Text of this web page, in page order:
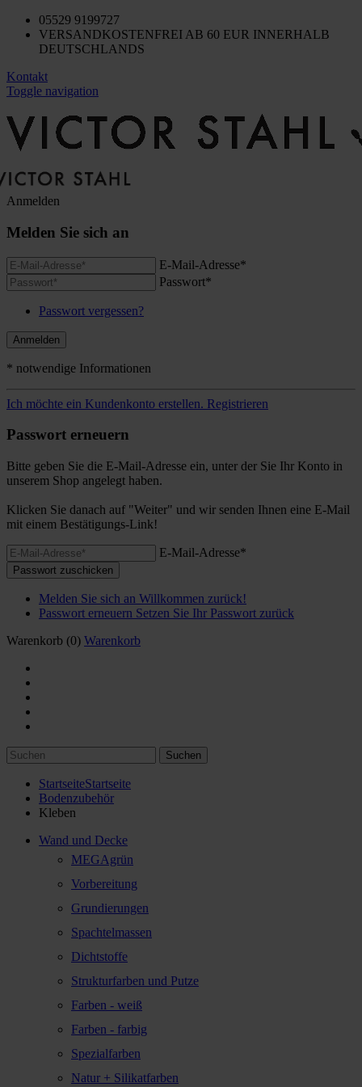
05529 9199727
VERSANDKOSTENFREI AB 60 EUR INNERHALB
DEUTSCHLANDS
Kontakt
Toggle navigation
Anmelden
Melden Sie sich an
E-Mail-Adresse*
Passwort*
Passwort vergessen?
Anmelden
* notwendige Informationen
Ich möchte ein Kundenkonto erstellen. Registrieren
Passwort erneuern
Bitte geben Sie die E-Mail-Adresse ein, unter der Sie Ihr Konto in
unserem Shop angelegt haben.
Klicken Sie danach auf "Weiter" und wir senden Ihnen eine E-Mail
mit einem Bestätigungs-Link!
E-Mail-Adresse*
Passwort zuschicken
Melden Sie sich an Willkommen zurück!
Passwort erneuern Setzen Sie Ihr Passwort zurück
Warenkorb (0) Warenkorb
Suchen
StartseiteStartseite
Bodenzubehör
Kleben
Wand und Decke
MEGAgrün
Vorbereitung
Grundierungen
Spachtelmassen
Dichtstoffe
Strukturfarben und Putze
Farben - weiß
Farben - farbig
Spezialfarben
Natur + Silikatfarben